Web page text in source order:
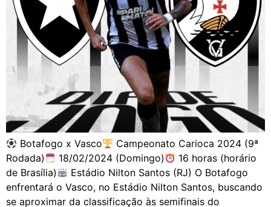
Botafogo x Vasco
Campeonato Carioca 2024 (9ª
Rodada)
18/02/2024 (Domingo)
16 horas (horário
de Brasília)
Estádio Nilton Santos (RJ) O Botafogo
enfrentará o Vasco, no Estádio Nilton Santos, buscando
se aproximar da classificação às semifinais do